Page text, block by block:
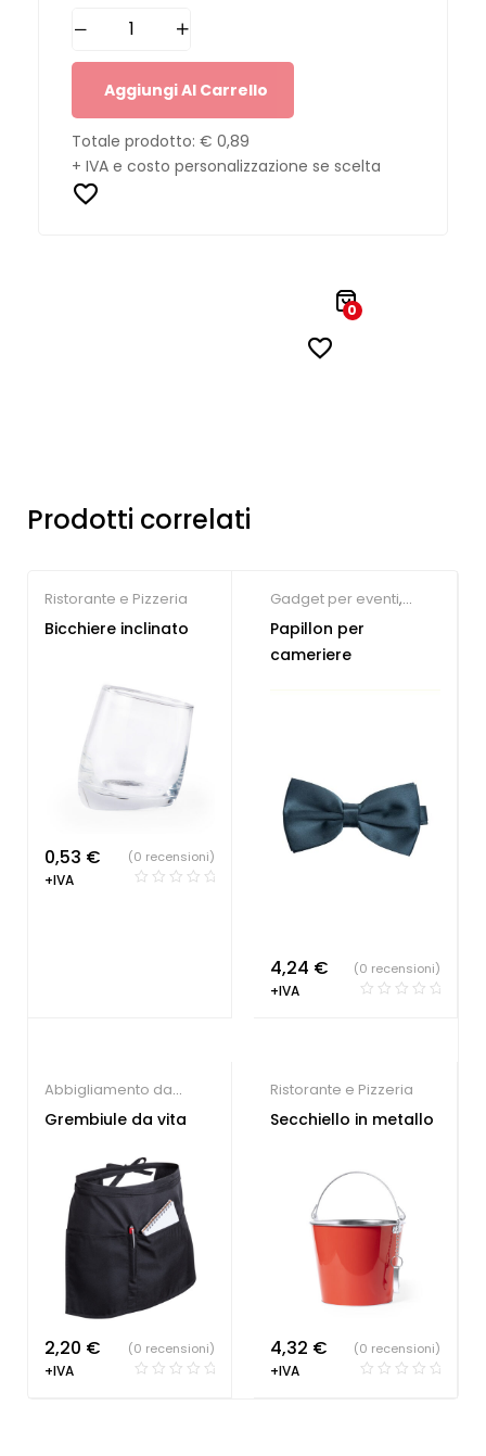
Aggiungi Al Carrello
Totale prodotto: € 0,89
+ IVA e costo personalizzazione se scelta
0
Prodotti correlati
Ristorante e Pizzeria
Bicchiere inclinato
0,53 €
+IVA
(0 recensioni)
Gadget per eventi,
Abbigliamento da
Ristorante e
Papillon per
cameriere
4,24 €
+IVA
(0 recensioni)
Abbigliamento da
lavoro,Ristorante e
Grembiule da vita
2,20 €
+IVA
(0 recensioni)
Ristorante e Pizzeria
Secchiello in metallo
4,32 €
+IVA
(0 recensioni)